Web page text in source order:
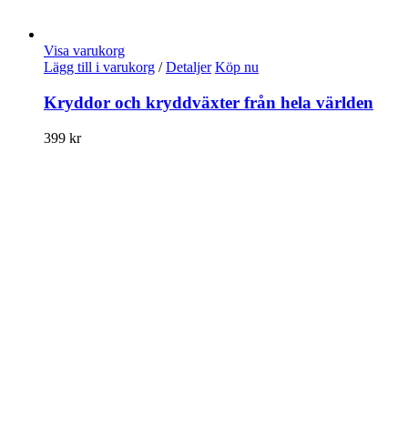
Visa varukorg
Lägg till i varukorg / Detaljer Köp nu
Kryddor och kryddväxter från hela världen
399 kr